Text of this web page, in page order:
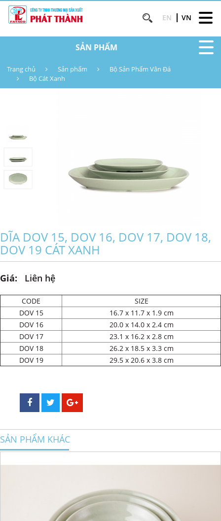
EN VN
SẢN PHẨM
Trang chủ Sản phẩm
Bộ Sản Phẩm Vân Đá
Bộ Cát Xanh
DĨA DOV 15, DOV 16, DOV 17, DOV 18,
DOV 19 CÁT XANH
Giá: Liên hệ
CODE
SIZE
DOV 15
16.7 x 11.7 x 1.9 cm
DOV 16
20.0 x 14.0 x 2.4 cm
DOV 17
23.1 x 16.2 x 2.8 cm
DOV 18
26.2 x 18.5 x 3.3 cm
DOV 19
29.5 x 20.6 x 3.8 cm
SẢN PHẨM KHÁC